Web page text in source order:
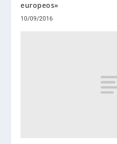
europeos»
10/09/2016